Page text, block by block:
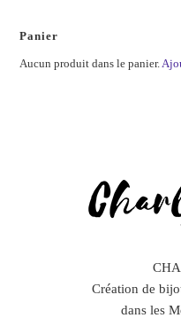
Panier
Aucun produit dans le panier.
Création de
dans les